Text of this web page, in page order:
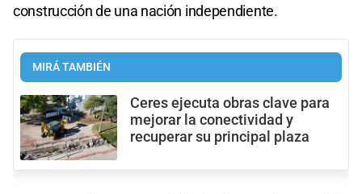
construcción de una nación independiente.
MIRÁ TAMBIÉN
Ceres ejecuta obras clave para
mejorar la conectividad y
recuperar su principal plaza